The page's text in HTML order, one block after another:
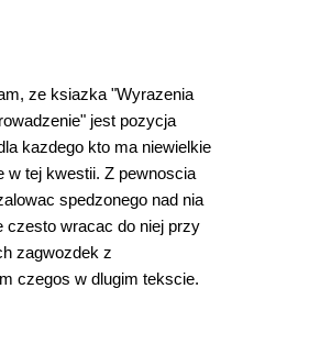
ze ksiazka "Wyrazenia
jest pozycja
kazdego kto ma niewielkie
w tej kwestii. Z pewnoscia
spedzonego nad nia
czesto wracac do niej przy
zagwozdek z
czegos w dlugim tekscie.